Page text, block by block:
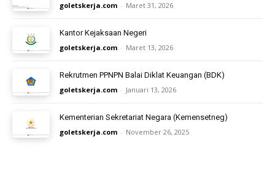
goletskerja.com - Maret 31, 2026
Kantor Kejaksaan Negeri
goletskerja.com - Maret 13, 2026
Rekrutmen PPNPN Balai Diklat Keuangan (BDK)
goletskerja.com - Januari 13, 2026
Kementerian Sekretariat Negara (Kemensetneg)
goletskerja.com - November 26, 2025